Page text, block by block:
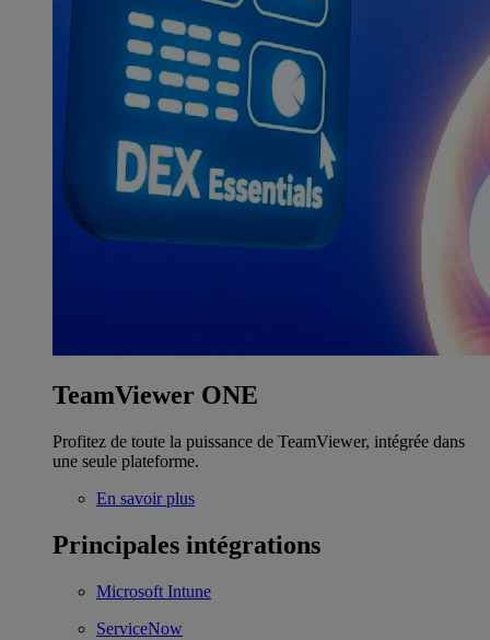
TeamViewer ONE
Profitez de toute la puissance de TeamViewer, intégrée dans
une seule plateforme.
En savoir plus
Principales intégrations
Microsoft Intune
ServiceNow